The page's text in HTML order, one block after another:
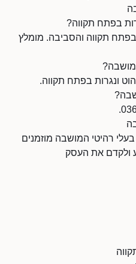
בפתח תקווה?
תקווה והסביבה. מומלץ
ונגרות בפתח תקווה.
רהיטי המושבה מוזמנים
ולקדם את העסק